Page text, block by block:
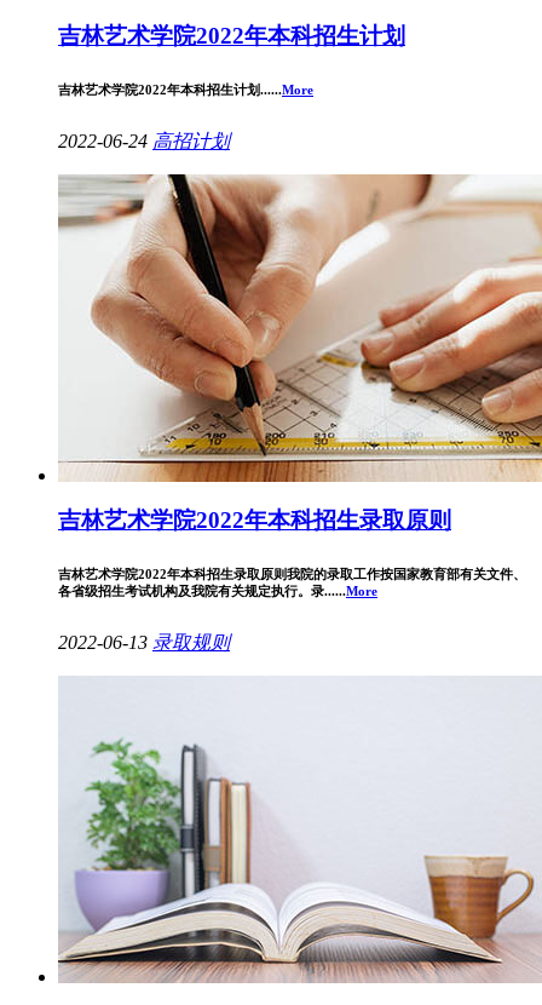
吉林艺术学院2022年本科招生计划
吉林艺术学院2022年本科招生计划......More
2022-06-24 高招计划
吉林艺术学院2022年本科招生录取原则
吉林艺术学院2022年本科招生录取原则我院的录取工作按国家教育部有关文件、
各省级招生考试机构及我院有关规定执行。录......More
2022-06-13 录取规则